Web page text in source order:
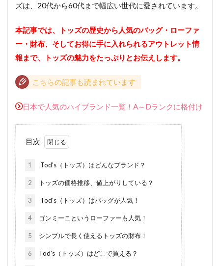
ズは、20代から60代まで幅広い世代に愛されています。
本記事では、トッズの歴史から人気のバッグ・ローファ
ー・財布、そしてお得に手に入れられるアウトレット情
報まで、トッズの魅力をたっぷりとお伝えします。
こちらの記事も読まれています
日本で人気のハイブランド一覧！A～Dランクに格付け
目次
1 Tod’s（トッズ）はどんなブランド？
2 トッズの価格推移、値上がりしている？
3 Tod’s（トッズ）はバッグが人気！
4 ゴンミーニというローファーも人気！
5 シンプルで長く使えるトッズの財布！
6 Tod’s（トッズ）はどこで買える？